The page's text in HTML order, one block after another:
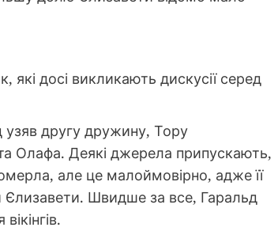
досі викликають дискусії серед
узяв другу дружину, Тору
Олафа. Деякі джерела припускають,
але це малоймовірно, адже її
Єлизавети. Швидше за все, Гаральд